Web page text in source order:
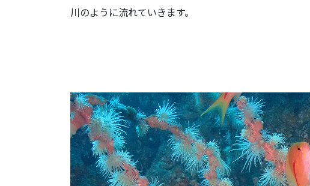
川のように流れていきます。